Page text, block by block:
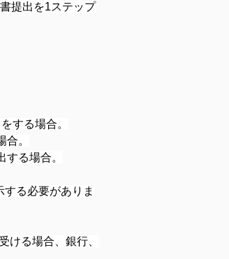
提出を1ステップ
する場合。
。
る場合。
る必要がありま
ける場合、銀行、